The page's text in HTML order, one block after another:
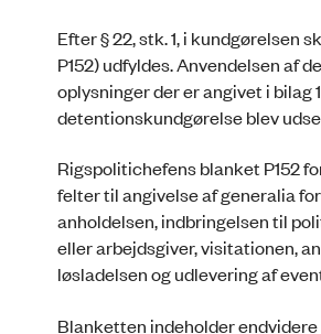
Efter § 22, stk. 1, i kundgørelsen
P152) udfyldes. Anvendelsen af
oplysninger der er angivet i bilag
detentionskundgørelse blev
Rigspolitichefens blanket P152
felter til angivelse af generalia
anholdelsen, indbringelsen til
eller arbejdsgiver, visitationen,
løsladelsen og udlevering af
Blanketten indeholder